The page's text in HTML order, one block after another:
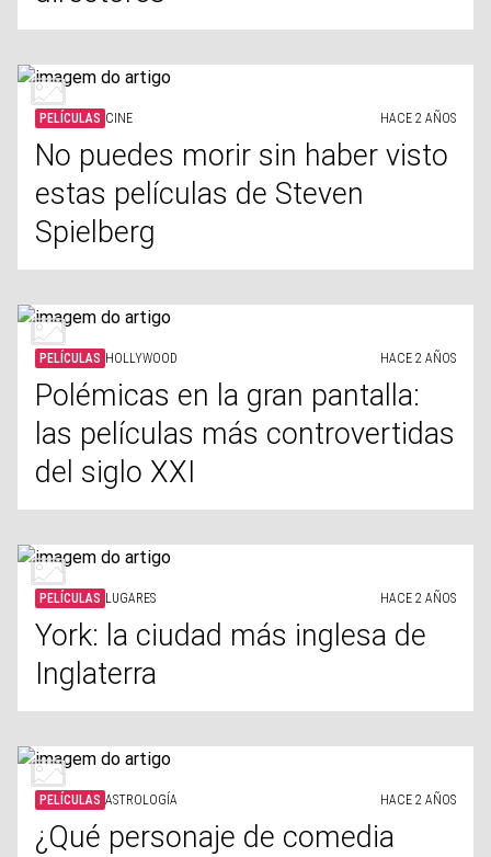
PELÍCULAS CINE HACE 2 AÑOS
No puedes morir sin haber visto
estas películas de Steven
Spielberg
PELÍCULAS HOLLYWOOD HACE 2 AÑOS
Polémicas en la gran pantalla:
las películas más controvertidas
del siglo XXI
PELÍCULAS LUGARES HACE 2 AÑOS
York: la ciudad más inglesa de
Inglaterra
PELÍCULAS ASTROLOGÍA HACE 2 AÑOS
¿Qué personaje de comedia